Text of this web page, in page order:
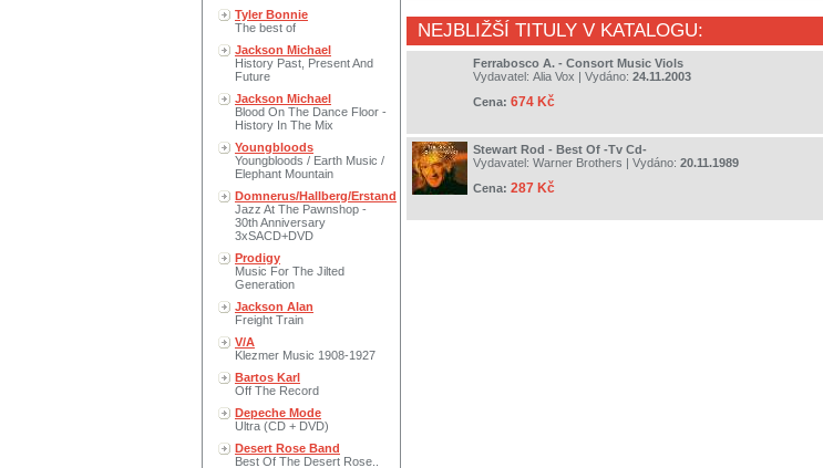
Tyler Bonnie
The best of
Jackson Michael
History Past, Present And
Future
Jackson Michael
Blood On The Dance Floor -
History In The Mix
Youngbloods
Youngbloods / Earth Music /
Elephant Mountain
Domnerus/Hallberg/Erstand
Jazz At The Pawnshop -
30th Anniversary
3xSACD+DVD
Prodigy
Music For The Jilted
Generation
Jackson Alan
Freight Train
V/A
Klezmer Music 1908-1927
Bartos Karl
Off The Record
Depeche Mode
Ultra (CD + DVD)
Desert Rose Band
Best Of The Desert Rose..
NEJBLIŽŠÍ TITULY V KATALOGU:
Ferrabosco A. - Consort Music Viols
Vydavatel: Alia Vox | Vydáno: 24.11.2003
Cena: 674 Kč
Stewart Rod - Best Of -Tv Cd-
Vydavatel: Warner Brothers | Vydáno: 20.11.1989
Cena: 287 Kč